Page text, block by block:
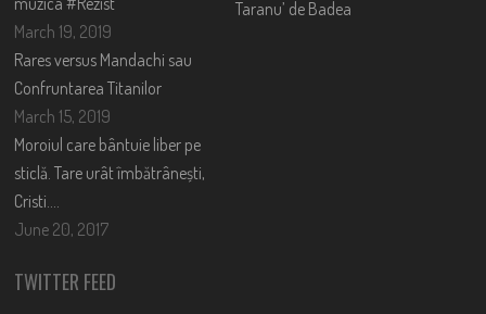
March 19, 2019
Rares versus Mandachi sau
Confruntarea Titanilor
March 15, 2019
Moroiul care bântuie liber pe
sticlă. Tare urât îmbătrânești,
Cristi….
June 20, 2017
Taranu’ de Badea
TWITTER FEED